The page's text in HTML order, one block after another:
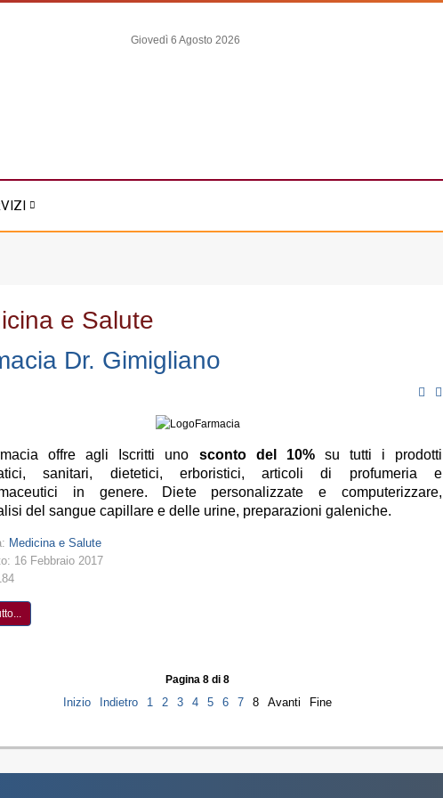
Giovedì 6 Agosto 2026
e Salute
Dr. Gimigliano
offre agli Iscritti uno sconto del 10%su tutti i prodotti
sanitari, dietetici, erboristici, articoli di profumeria e
in genere. Diete personalizzate e computerizzare,
del sangue capillare e delle urine, preparazioni galeniche.
Medicina e Salute
16 Febbraio 2017
Pagina 8 di 8
Inizio Indietro 1 2 3 4 5 6 7 8 Avanti Fine